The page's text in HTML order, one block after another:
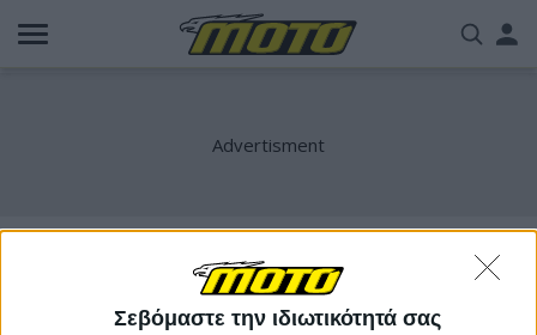
Σεβόμαστε την ιδιωτικότητά σας
Παράκαμψη
προς
Royal Enfield One Ride